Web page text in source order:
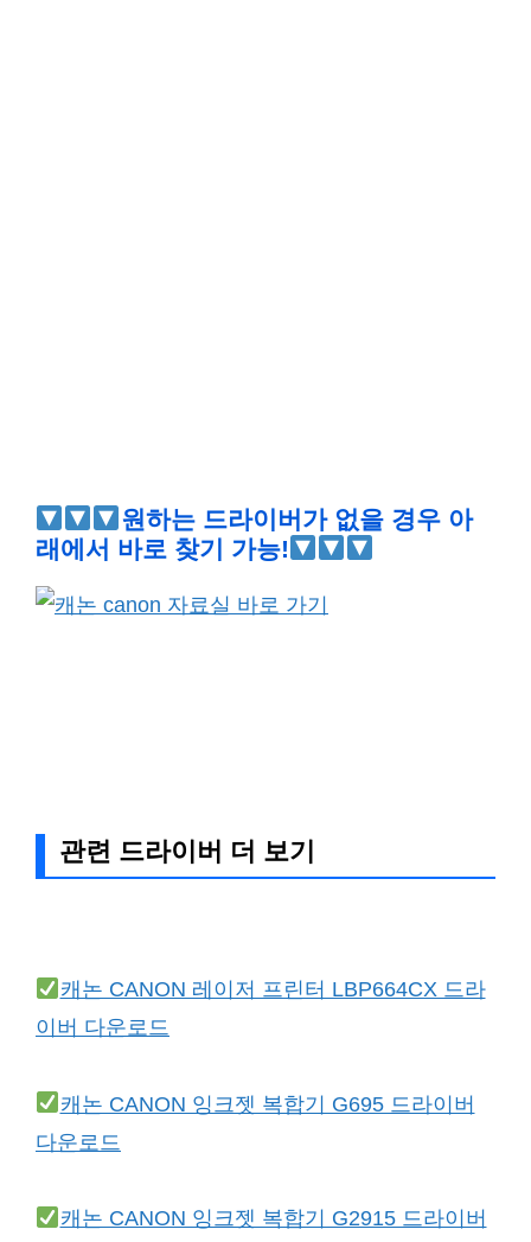
원하는 드라이버가 없을 경우 아
래에서 바로 찾기 가능!
관련 드라이버 더 보기
캐논 CANON 레이저 프린터 LBP664CX 드라
이버 다운로드
캐논 CANON 잉크젯 복합기 G695 드라이버
다운로드
캐논 CANON 잉크젯 복합기 G2915 드라이버